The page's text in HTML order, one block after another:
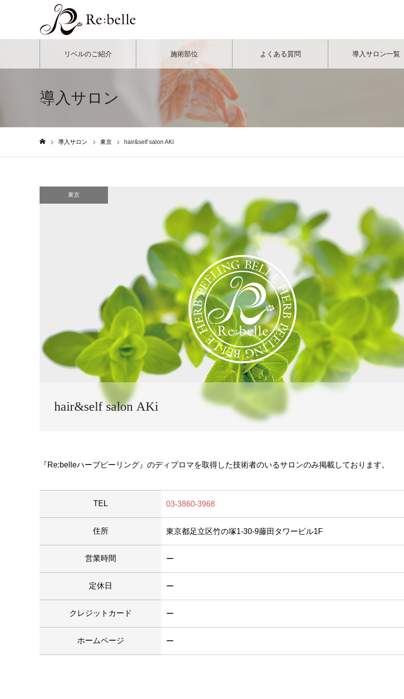
リベルのご紹介 施術部位 よくある質問 導入サロン一覧
導入サロン
導入サロン 東京 hair&self salon AKi
東京
hair&self salon AKi
『Re:belleハーブピーリング』のディプロマを取得した技術者のいるサロンのみ掲載しております。
TEL 03-3860-3968
住所 東京都足立区竹の塚1-30-9藤田タワービル1F
営業時間 ー
定休日 ー
クレジットカード ー
ホームページ ー